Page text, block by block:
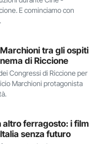
E cominciamo con
tra gli ospiti
di Riccione
Congressi di Riccione per
Marchioni protagonista
altro ferragosto: i film
senza futuro